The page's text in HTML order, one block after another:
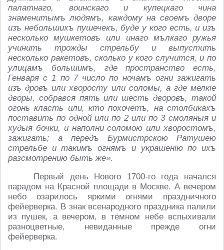
палатнаго, воинскаго и купецкаго чина
знаменитымъ людямъ, каждому на своемъ дворе
изъ небольшихъ пушечекъ, буде у кого есть, и изъ
несколько мушкетовъ или инаго мълкаго ружья
учинить трожды стрельбу и выпустить
несколько ракетовъ, сколько у кого случится, и по
улицамъ большимъ, где пространство есть,
Генваря с 1 по 7 число по ночамъ огни зажигать
изъ дровъ или хворосту или соломы, а где мелкіе
дворы, собрався пять или шесть дворовъ, такой
огонь класть или, кто похочетъ, на столбикахъ
поставить по одной или по 2 или по 3 смоляныя и
худыя бочки, и наполни соломою или хворостомъ,
зажигать; а передъ Бурмистрскою Ратушею
стрельбе и такимъ огнямъ и украшенію по ихъ
разсмотрению быть же».
Первый день Нового 1700-го года начался
парадом на Красной площади в Москве. А вечером
небо озарилось яркими огнями праздничного
фейерверка. В знак всенародного праздника палили
из пушек, а вечером, в тёмном небе вспыхивали
разноцветные, невиданные прежде огни
фейерверка.